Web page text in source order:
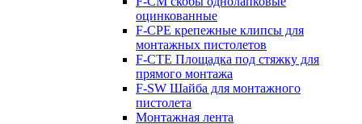
оцинкованные
F-CPE крепежные клипсы для
монтажных пистолетов
F-CTE Площадка под стяжку для
прямого монтажа
F-SW Шайба для монтажного
пистолета
Монтажная лента